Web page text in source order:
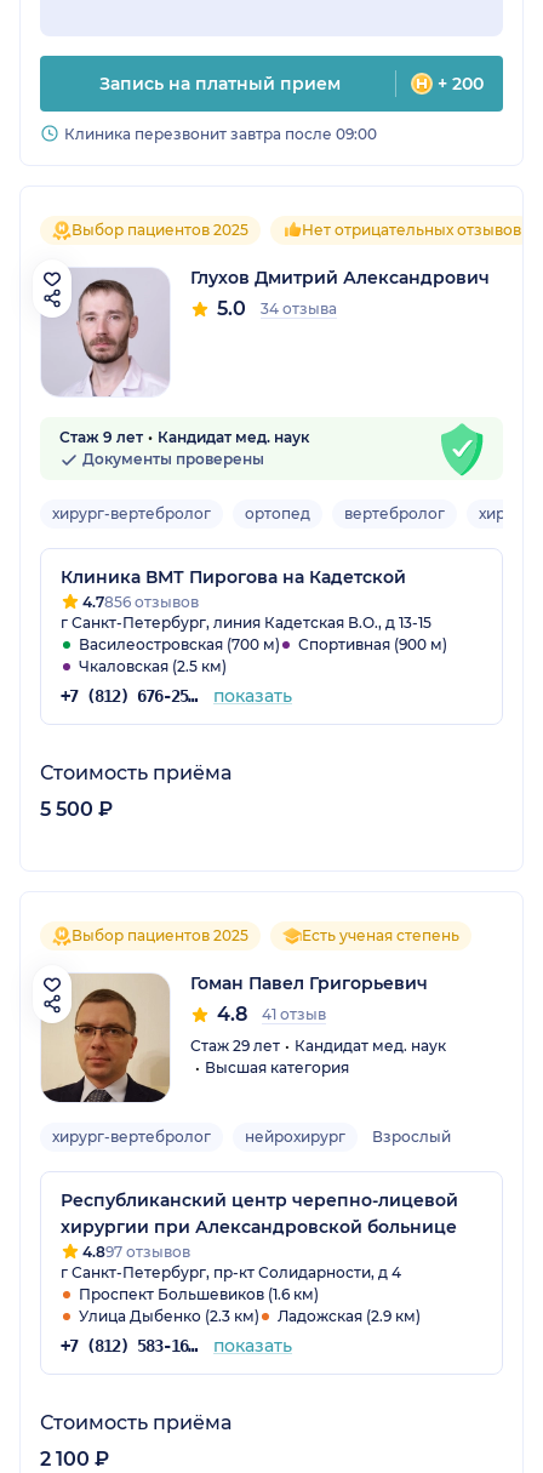
Запись на платный прием + 200
Клиника перезвонит завтра после 09:00
Выбор пациентов 2025 Нет отрицательных отзывов
Глухов Дмитрий Александрович
5.0 34 отзыва
Стаж 9 лет
Кандидат мед. наук
Документы проверены
хирург-вертебролог ортопед вертебролог хирург-
Клиника ВМТ Пирогова на Кадетской
4.7856 отзывов
г Санкт-Петербург, линия Кадетская В.О., д 13-15
Василеостровская (700 м)
Спортивная (900 м)
Чкаловская (2.5 км)
+7 (812) 676-25-25 показать
Стоимость приёма
5 500 ₽
Выбор пациентов 2025 Есть ученая степень
Гоман Павел Григорьевич
4.8
41 отзыв
Стаж 29 лет
Кандидат мед. наук
Высшая категория
хирург-вертебролог нейрохирург Взрослый
Республиканский центр черепно-лицевой
хирургии при Александровской больнице
4.897 отзывов
г Санкт-Петербург, пр-кт Солидарности, д 4
Проспект Большевиков (1.6 км)
Улица Дыбенко (2.3 км)
Ладожская (2.9 км)
+7 (812) 583-16-14 показать
Стоимость приёма
2 100 ₽